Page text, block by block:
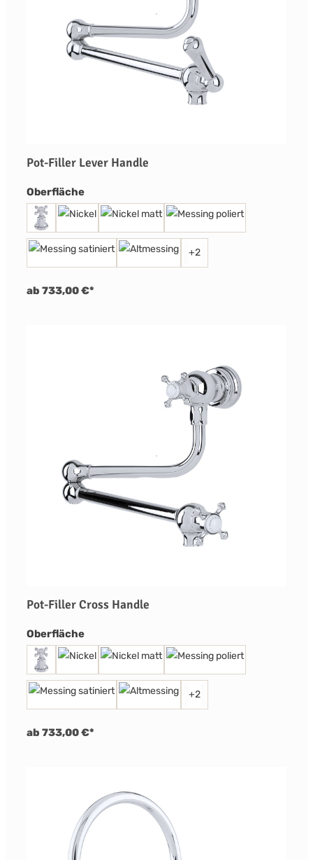
Pot-Filler Lever Handle
Oberflächeauswählen
+2
ab 733,00 €*
Pot-Filler Cross Handle
Oberflächeauswählen
+2
ab 733,00 €*